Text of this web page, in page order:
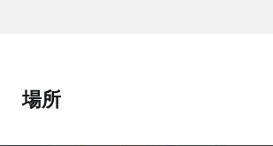
場所